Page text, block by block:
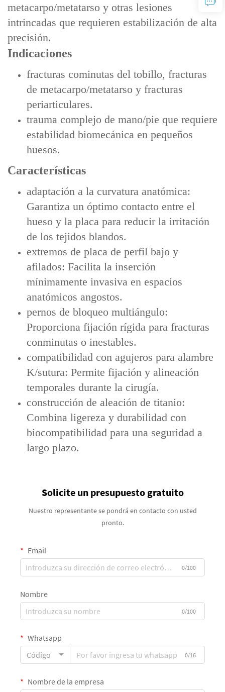
metacarpo/metatarso y otras lesiones
intrincadas que requieren estabilización de alta
precisión.
Indicaciones
fracturas cominutas del tobillo, fracturas
de metacarpo/metatarso y fracturas
periarticulares.
trauma complejo de mano/pie que requiere
estabilidad biomecánica en pequeños
huesos.
Características
adaptación a la curvatura anatómica:
Garantiza un óptimo contacto entre el
hueso y la placa para reducir la irritación
de los tejidos blandos.
extremos de placa de perfil bajo y
afilados: Facilita la inserción
mínimamente invasiva en espacios
anatómicos angostos.
pernos de bloqueo multiángulo:
Proporciona fijación rígida para fracturas
conminutas o inestables.
compatibilidad con agujeros para alambre
K/sutura: Permite fijación y alineación
temporales durante la cirugía.
construcción de aleación de titanio:
Combina ligereza y durabilidad con
biocompatibilidad para una seguridad a
largo plazo.
Solicite un presupuesto gratuito
Nuestro representante se pondrá en contacto con usted
pronto.
Email
0/100
Nombre
0/100
Whatsapp
Código
0/16
Nombre de la empresa